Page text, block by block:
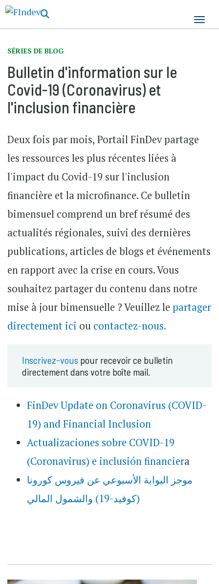
SÉRIES DE BLOG
Bulletin d'information sur le
Covid-19 (Coronavirus) et
l'inclusion financière
Deux fois par mois, Portail FinDev partage
les ressources les plus récentes liées à
l'impact du Covid-19 sur l'inclusion
financière et la microfinance. Ce bulletin
bimensuel comprend un bref résumé des
actualités régionales, suivi des dernières
publications, articles de blogs et événements
en rapport avec la crise en cours. Vous
souhaitez partager du contenu dans notre
mise à jour bimensuelle ? Veuillez le partager
directement ici ou contactez-nous.
Inscrivez-vous pour recevoir ce bulletin
directement dans votre boîte mail.
FinDev Update on Coronavirus (COVID-
19) and Financial Inclusion
Actualizaciones sobre COVID-19
(Coronavirus) e inclusión financiera
موجز البوابة الأسبوعي عن فيروس كورونا
(كوفيد-19) والشمول المالي